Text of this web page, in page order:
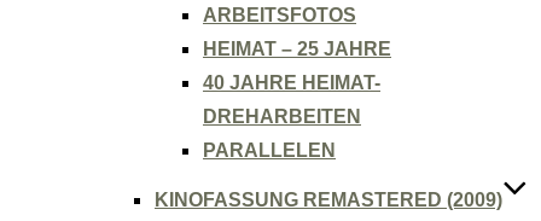
ARBEITSFOTOS
HEIMAT – 25 JAHRE
40 JAHRE HEIMAT-
DREHARBEITEN
PARALLELEN
KINOFASSUNG REMASTERED (2009)